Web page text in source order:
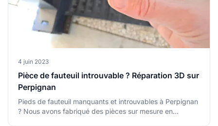
4 juin 2023
Pièce de fauteuil introuvable ? Réparation 3D sur
Perpignan
Pieds de fauteuil manquants et introuvables à Perpignan
? Nous avons fabriqué des pièces sur mesure en